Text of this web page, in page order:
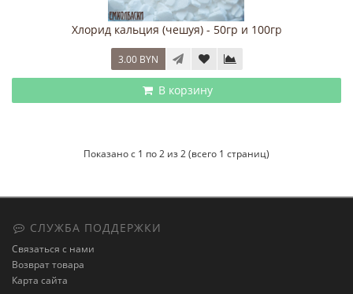
Хлорид кальция (чешуя) - 50гр и 100гр
3.00 BYN
В корзину
Показано с 1 по 2 из 2 (всего 1 страниц)
СЛУЖБА ПОДДЕРЖКИ
Связаться с нами
Возврат товара
Карта сайта